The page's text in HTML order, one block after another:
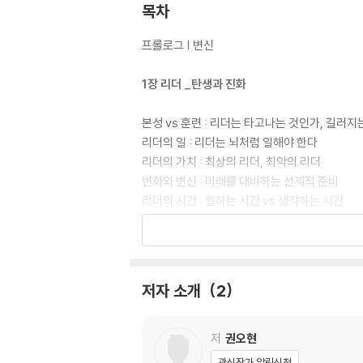
목차
프롤로그 | 변신
1장 리더 _탄생과 진화
본성 vs 훈련 : 리더는 타고나는 것인가, 길러지
리더의 일 : 리더는 뇌처럼 일해야 한다
리더의 가치 : 최상의 리더, 최악의 리더
변화와 변신 : 미래를 대비하는 선제적 준비
리더의 시간 : 일하는 시간 vs 생각하는 시간
의사 결정 : 무엇을, 왜, 어떻게 결정할 것인가?
적임자 : 누구를, 어디에, 언제, 어떻게 채울 것인
사일로 파괴 : 그들만의 왕국을 파괴하라
저자 소개 2
저 권오현